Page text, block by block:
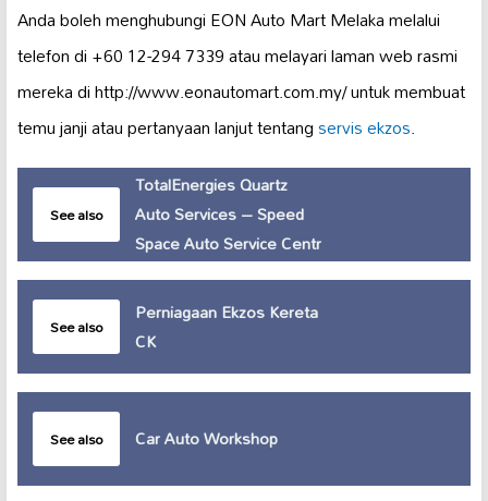
Anda boleh menghubungi EON Auto Mart Melaka melalui
telefon di +60 12-294 7339 atau melayari laman web rasmi
mereka di http://www.eonautomart.com.my/ untuk membuat
temu janji atau pertanyaan lanjut tentangservis ekzos.
See also
TotalEnergies Quartz
Auto Services – Speed
Space Auto Service Centr
See also
Perniagaan Ekzos Kereta
CK
See also Car Auto Workshop